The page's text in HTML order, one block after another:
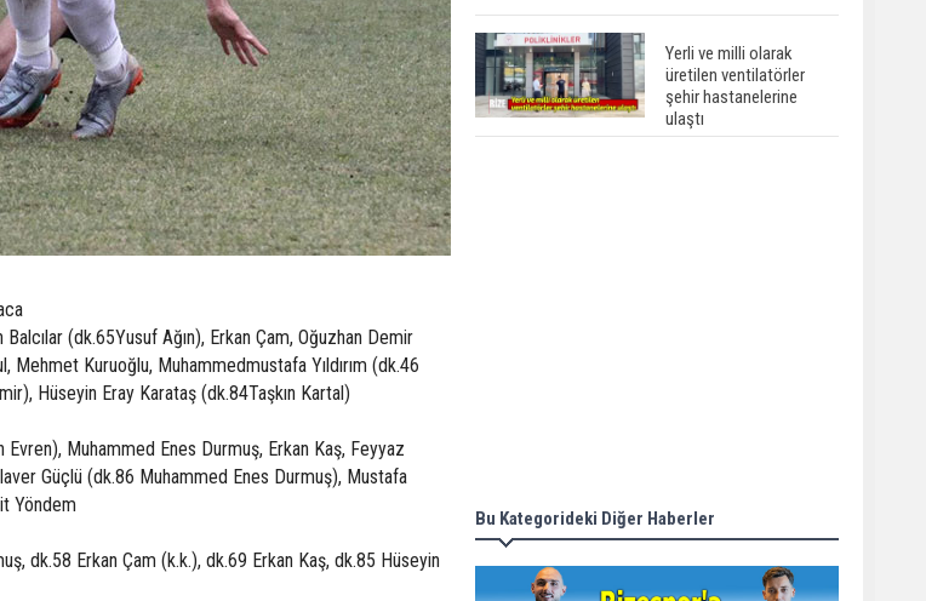
(dk.65Yusuf Ağın), Erkan Çam, Oğuzhan Demir
Kuruoğlu, Muhammedmustafa Yıldırım (dk.46
Hüseyin Eray Karataş (dk.84Taşkın Kartal)
Muhammed Enes Durmuş, Erkan Kaş, Feyyaz
Güçlü (dk.86 Muhammed Enes Durmuş), Mustafa
Yöndem
dk.58 Erkan Çam (k.k.), dk.69 Erkan Kaş, dk.85 Hüseyin
Yerli ve milli olarak
üretilen ventilatörler
şehir hastanelerine
ulaştı
Bu Kategorideki Diğer Haberler